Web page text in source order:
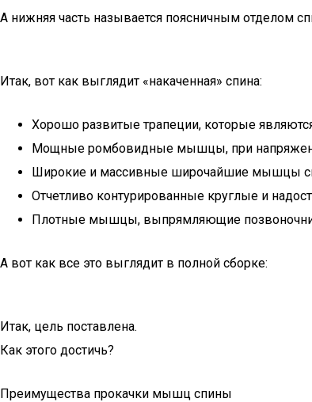
А нижняя часть называется поясничным отделом
Итак, вот как выглядит «накаченная» спина:
Хорошо развитые трапеции, которые
Мощные ромбовидные мышцы, при
Широкие и массивные широчайшие мышцы
Отчетливо контурированные круглые и
Плотные мышцы, выпрямляющие
А вот как все это выглядит в полной сборке:
Итак, цель поставлена.
Как этого достичь?
Преимущества прокачки мышц спины